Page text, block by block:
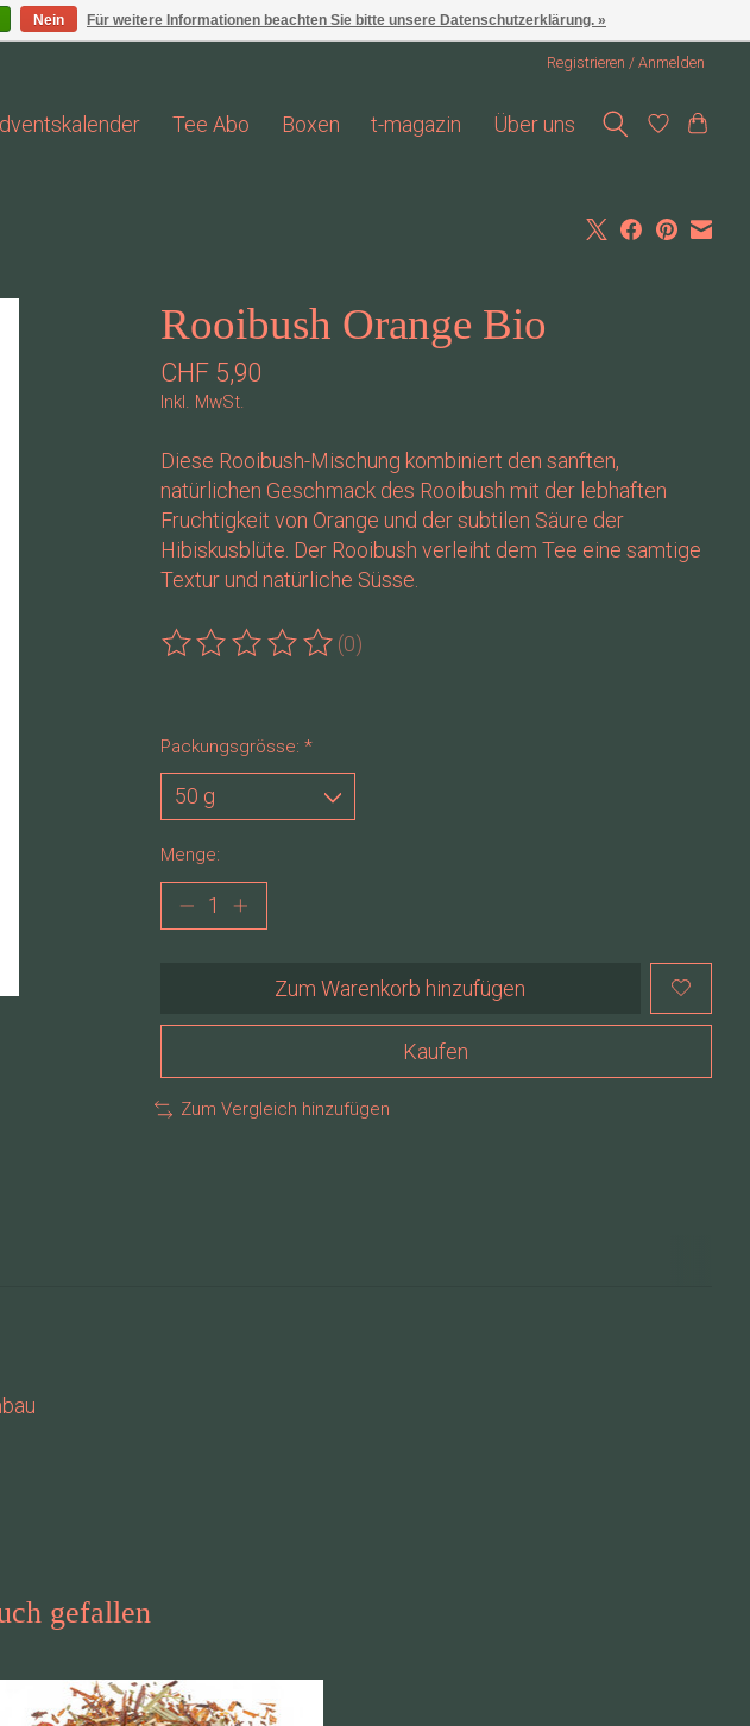
Registrieren / Anmelden
Tee Abo Boxen t-magazin Über uns
Rooibush Orange Bio
CHF 5,90
Inkl. MwSt.
Diese Rooibush-Mischung kombiniert den sanften,
natürlichen Geschmack des Rooibush mit der lebhaften
Fruchtigkeit von Orange und der subtilen Säure der
Hibiskusblüte. Der Rooibush verleiht dem Tee eine samtige
Textur und natürliche Süsse.
Die Bewertung dieses Produkts ist
(0)
Packungsgrösse: *
Menge:
Zum Warenkorb hinzufügen
Kaufen
Zum Vergleich hinzufügen
gefallen
Nein Für weitere Informationen beachten Sie bitte unsere Datenschutzerklärung. »